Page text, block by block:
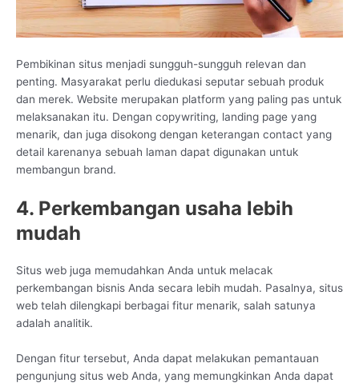
Pembikinan situs menjadi sungguh-sungguh relevan dan
penting. Masyarakat perlu diedukasi seputar sebuah produk
dan merek. Website merupakan platform yang paling pas untuk
melaksanakan itu. Dengan copywriting, landing page yang
menarik, dan juga disokong dengan keterangan contact yang
detail karenanya sebuah laman dapat digunakan untuk
membangun brand.
4. Perkembangan usaha lebih
mudah
Situs web juga memudahkan Anda untuk melacak
perkembangan bisnis Anda secara lebih mudah. Pasalnya, situs
web telah dilengkapi berbagai fitur menarik, salah satunya
adalah analitik.
Dengan fitur tersebut, Anda dapat melakukan pemantauan
pengunjung situs web Anda, yang memungkinkan Anda dapat